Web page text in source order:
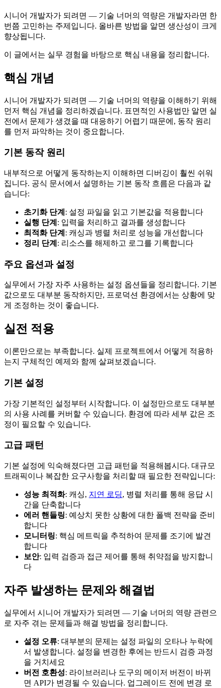
시니어 개발자가 되려면 — 기술 너머의 역량은 개발자라면 한
번쯤 고민하는 주제입니다. 올바른 방법을 알면 생산성이 크게
향상됩니다.
이 글에서는 실무 경험을 바탕으로 핵심 내용을 정리합니다.
핵심 개념
시니어 개발자가 되려면 — 기술 너머의 역량을 이해하기 위해
먼저 핵심 개념을 정리하겠습니다. 표면적인 사용법만 알면 실
전에서 문제가 생겼을 때 대응하기 어렵기 때문에, 동작 원리
를 먼저 파악하는 것이 중요합니다.
기본 동작 원리
내부적으로 어떻게 동작하는지 이해하면 디버깅이 훨씬 쉬워
집니다. 공식 문서에서 설명하는 기본 동작 흐름은 다음과 같
습니다:
초기화 단계 : 설정 파일을 읽고 기본값을 적용합니다
실행 단계 : 입력을 처리하고 결과를 생성합니다
최적화 단계 : 캐싱과 병렬 처리로 성능을 개선합니다
정리 단계 : 리소스를 해제하고 로그를 기록합니다
주요 옵션과 설정
실무에서 가장 자주 사용하는 설정 옵션들을 정리합니다. 기본
값으로도 대부분 동작하지만, 프로덕션 환경에서는 상황에 맞
게 조정하는 것이 좋습니다.
실전 적용
이론만으로는 부족합니다. 실제 프로젝트에서 어떻게 적용하
는지 구체적인 예제와 함께 살펴보겠습니다.
기본 설정
가장 기본적인 설정부터 시작합니다. 이 설정만으로도 대부분
의 사용 사례를 커버할 수 있습니다. 환경에 따라 세부 값은 조
정이 필요할 수 있습니다.
고급 패턴
기본 설정에 익숙해졌다면 고급 패턴을 적용해봅시다. 대규모
트래픽이나 복잡한 요구사항을 처리할 때 필요한 전략입니다:
성능 최적화: 캐싱, 지연 로딩, 병렬 처리를 통해 응답 시
간을 단축합니다
에러 핸들링: 예상치 못한 상황에 대한 폴백 전략을 준비
합니다
모니터링: 핵심 메트릭을 추적하여 문제를 조기에 발견
합니다
보안: 입력 검증과 접근 제어를 통해 취약점을 방지합니
다
자주 발생하는 문제와 해결법
실무에서 시니어 개발자가 되려면 — 기술 너머의 역량 관련으
로 자주 겪는 문제들과 해결 방법을 정리합니다.
설정 오류: 대부분의 문제는 설정 파일의 오타나 누락에
서 발생합니다. 설정을 변경한 후에는 반드시 검증 과정
을 거치세요
버전 호환성: 라이브러리나 도구의 메이저 버전이 바뀌
면 API가 변경될 수 있습니다. 업그레이드 전에 변경 로